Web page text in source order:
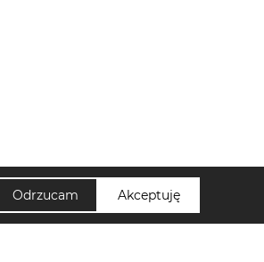
Odrzucam Akceptuję